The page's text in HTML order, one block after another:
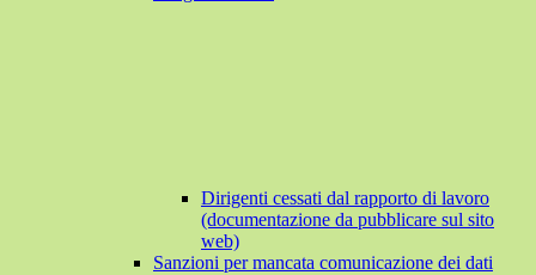
Dirigenti cessati dal rapporto di lavoro
(documentazione da pubblicare sul sito
web)
Sanzioni per mancata comunicazione dei dati